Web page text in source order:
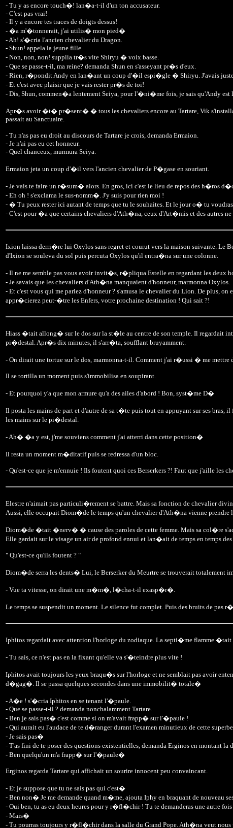
- Tu y as encore touch�! lan�a-t-il d'un ton accusateur.
- C'est pas vrai!
- Il y a encore tes traces de doigts dessus!
- �a m'�tonnerait, j'ai utilis� mon pied�
- Ah! s'�cria l'ancien chevalier du Dragon.
- Shun! appela la jeune fille.
- Non, non, non! supplia tr�s vite Shiryu � voix basse.
- Que se passe-t-il, ma reine? demanda Shun en s'asseyant pr�s d'eux.
- Rien, r�pondit Andy en lan�ant un coup d'�il espi�gle � Shiryu. J'avais
- Et c'est avec plaisir que je vais rester pr�s de toi!
- Dis, Shun, commen�a lentement Seiya, pour l'�ni�me fois, je sais qu'Andy
Apr�s avoir �t� pr�sent� � tous les chevaliers encore au Tartare, Vik
passait au Sanctuaire.
- Tu n'as pas eu droit au discours de Tartare je crois, demanda Ermaion.
- Je n'ai pas eu cet honneur.
- Quel chanceux, murmura Seiya.
Ermaion jeta un coup d'�il vers l'ancien chevalier de P�gase en souriant.
- Je vais te faire un r�sum� alors. En gros, ici c'est le lieu de repos des
- Eh oh ! s'exclama le sus-nomm�. J'y suis pour rien moi !
- � Tu peux rester ici autant de temps que tu le souhaites. Et le jour o� tu
- C'est pour �a que certains chevaliers d'Ath�na, ceux d'Art�mis et des autres
Ixion laissa derri�re lui Oxylos sans regret et courut vers la maison suivante.
d'Ixion se souleva du sol puis percuta Oxylos qu'il entra�na sur une colonne.
- Il ne me semble pas vous avoir invit�s, r�pliqua Estelle en regardant les deux
- Je savais que les chevaliers d'Ath�na manquaient d'honneur, marmonna Oxylos.
- Et c'est vous qui me parlez d'honneur ? s'amusa le chevalier du Lion. De plus,
appr�cierez peut-�tre les Enfers, votre prochaine destination ! Qui sait ?!
Hiass �tait allong� sur le dos sur la st�le au centre de son temple. Il regardait
pi�destal. Apr�s dix minutes, il s'arr�ta, soufflant bruyamment.
- On dirait une tortue sur le dos, marmonna-t-il. Comment j'ai r�ussi � me mettre
Il se tortilla un moment puis s'immobilisa en soupirant.
- Et pourquoi y'a que mon armure qu'a des ailes d'abord ! Bon, syst�me D�
Il posta les mains de part et d'autre de sa t�te puis tout en appuyant sur ses
les mains sur le pi�destal.
- Ah� �a y est, j'me souviens comment j'ai atterri dans cette position�
Il resta un moment m�ditatif puis se redressa d'un bloc.
- Qu'est-ce que je m'ennuie ! Ils foutent quoi ces Berserkers ?! Faut que j'aille les
Elestre n'aimait pas particuli�rement se battre. Mais sa fonction de chevalier
Aussi, elle occupait Diom�de le temps qu'un chevalier d'Ath�na vienne
Diom�de �tait �nerv� � cause des paroles de cette femme. Mais sa col�re
Elle gardait sur le visage un air de profond ennui et lan�ait de temps en temps
" Qu'est-ce qu'ils foutent ? "
Diom�de serra les dents� Lui, le Berserker du Meurtre se trouverait
- Vue ta vitesse, on dirait une m�m�, l�cha-t-il exasp�r�.
Le temps se suspendit un moment. Le silence fut complet. Puis des bruits de
Iphitos regardait avec attention l'horloge du zodiaque. La septi�me flamme
- Tu sais, ce n'est pas en la fixant qu'elle va s'�teindre plus vite !
Iphitos avait toujours les yeux braqu�s sur l'horloge et ne semblait pas avoir
d�gag�. Il se passa quelques secondes dans une immobilit� totale�
- A�e ! s'�cria Iphitos en se tenant l'�paule.
- Que se passe-t-il ? demanda nonchalamment Tartare.
- Ben je sais pas� c'est comme si on m'avait frapp� sur l'�paule !
- Qui aurait eu l'audace de te d�ranger durant l'examen minutieux de cette
- Je sais pas�
- T'as fini de te poser des questions existentielles, demanda Erginos en montant la
- Ben quelqu'un m'a frapp� sur l'�paule�
Erginos regarda Tartare qui affichait un sourire innocent peu convaincant.
- Et je suppose que tu ne sais pas qui c'est�
- Ben non� Je me demande quand m�me, ajouta Iphy en braquant de nouveau
- Oui ben, tu as eu deux heures pour y r�fl�chir ! Tu te demanderas une autre
- Mais�
- Tu pourras toujours y r�fl�chir dans la salle du Grand Pope. Ath�na veut nous